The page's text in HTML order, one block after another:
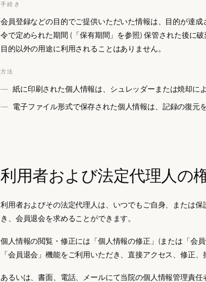
手続き
会員登録などの目的でご提供いただいた情報は、目的が達
令で定められた期間 (「保有期間」を参照) 保管された後に
目的以外の用途に利用されることはありません。
方法
紙に印刷された個人情報は、シュレッダーまたは焼却に
電子ファイル形式で保存された個人情報は、記録の復元
利用者および法定代理人の
利用者およびその法定代理人は、いつでもご自身、または
き、会員退会を求めることができます。
個人情報の閲覧・修正には「個人情報の修正」(または「会
「会員退会」機能をご利用いただき、直接アクセス、修正、
あるいは、書面、電話、メールにて当院の個人情報管理責